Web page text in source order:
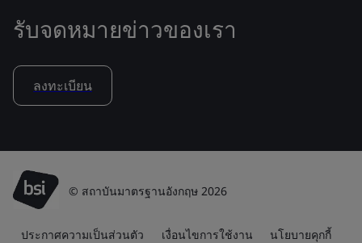
รับจดหมายข่าวของเรา
ลงทะเบียน
© สถาบันมาตรฐานอังกฤษ 2026
ประกาศความเป็นส่วนตัว เงื่อนไขการใช้งาน นโยบายคุกกี้